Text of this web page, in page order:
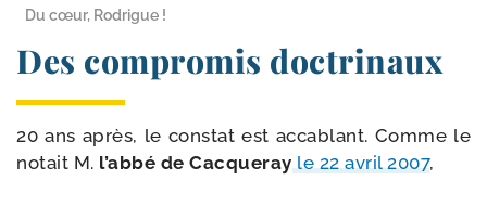
Du cœur, Rodrigue !
Des compromis doctrinaux
20 ans après, le constat est acca­blant. Comme le
notait M. l’ab­bé de Cacquerayle 22 avril 2007,